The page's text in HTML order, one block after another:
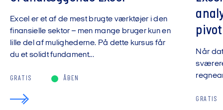
Excel er et af de mest brugte værktøjer i den
finansielle sektor – men mange bruger kun en
lille del af mulighederne. På dette kursus får
du et solidt fundament...
GRATIS ÅBEN
Når
GRATIS